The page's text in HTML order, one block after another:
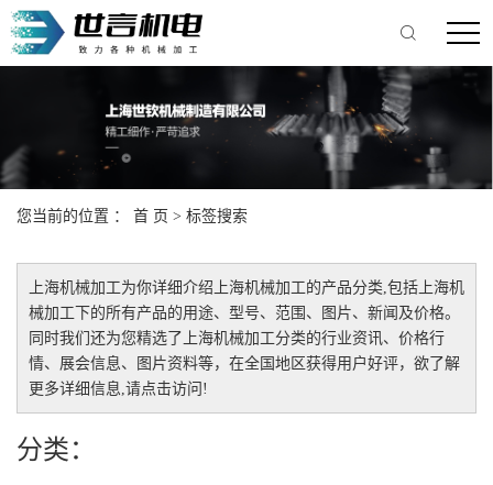
您当前的位置 ： 首 页 > 标签搜索
上海机械加工为你详细介绍 上海机械加工的产品分类,包括 上海机
械加工 下的所有产品的用途、型号、范围、图片、新闻及价格。
同时我们还为您精选了 上海机械加工分类的行业资讯、价格行
情、展会信息、图片资料等，在全国地区获得用户好评，欲了解
更多详细信息,请点击访问!
分类：